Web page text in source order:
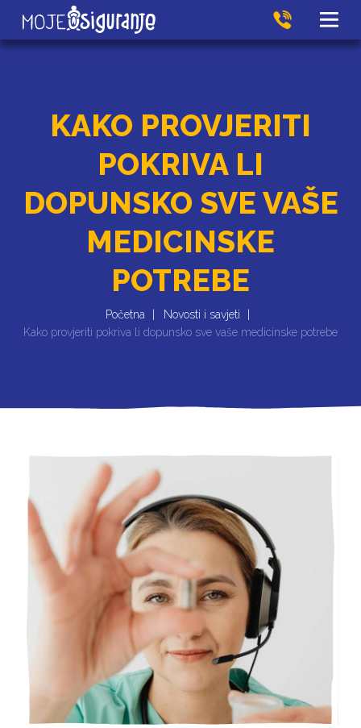
KAKO PROVJERITI
POKRIVA LI
DOPUNSKO SVE VAŠE
MEDICINSKE
POTREBE
Početna
Novosti i savjeti
Kako provjeriti pokriva li dopunsko sve vaše medicinske potrebe